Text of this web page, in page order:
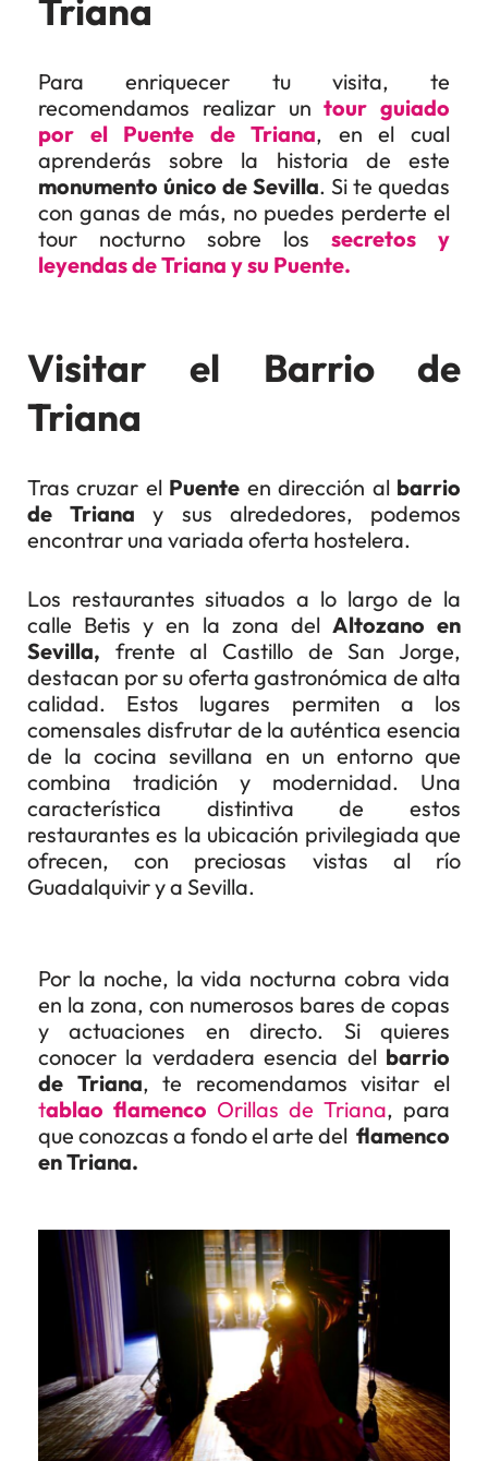
Triana
Para enriquecer tu visita, te
recomendamos realizar untour guiado
por el Puente de Triana, en el cual
aprenderás sobre la historia de este
monumento único de Sevilla. Si te quedas
con ganas de más, no puedes perderte el
tour nocturno sobre los
secretos y
leyendas de Triana y su Puente.
Visitar el Barrio de
Triana
Tras cruzar el Puente en dirección albarrio
de Triana y sus alrededores, podemos
encontrar una variada oferta hostelera.
Los restaurantes situados a lo largo de la
calle Betis y en la zona del Altozano en
Sevilla, frente al Castillo de San Jorge,
destacan por su oferta gastronómica de alta
calidad. Estos lugares permiten a los
comensales disfrutar de la auténtica esencia
de la cocina sevillana en un entorno que
combina tradición y modernidad. Una
característica distintiva de estos
restaurantes es la ubicación privilegiada que
ofrecen, con preciosas vistas al río
Guadalquivir y a Sevilla.
Por la noche, la vida nocturna cobra vida
en la zona, con numerosos bares de copas
y actuaciones en directo. Si quieres
conocer la verdadera esencia del barrio
de Triana, te recomendamos visitar el
tablao flamenco Orillas de Triana, para
que conozcas a fondo el arte del flamenco
en Triana.